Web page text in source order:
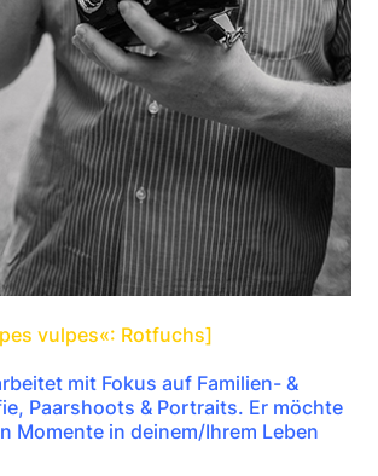
vulpes«: Rotfuchs]
mit Fokus auf Familien- &
Paarshoots & Portraits. Er möchte
Momente in deinem/Ihrem Leben